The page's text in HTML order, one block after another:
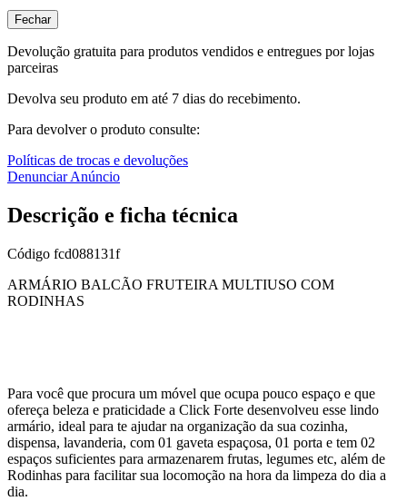
Fechar
Devolução gratuita para produtos vendidos e entregues por lojas
parceiras
Devolva seu produto em até 7 dias do recebimento.
Para devolver o produto consulte:
Políticas de trocas e devoluções
Denunciar Anúncio
Descrição e ficha técnica
Código fcd088131f
ARMÁRIO BALCÃO FRUTEIRA MULTIUSO COM
RODINHAS
Para você que procura um móvel que ocupa pouco espaço e que
ofereça beleza e praticidade a Click Forte desenvolveu esse lindo
armário, ideal para te ajudar na organização da sua cozinha,
dispensa, lavanderia, com 01 gaveta espaçosa, 01 porta e tem 02
espaços suficientes para armazenarem frutas, legumes etc, além de
Rodinhas para facilitar sua locomoção na hora da limpeza do dia a
dia.